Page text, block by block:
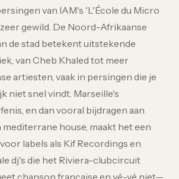
van IAM's 'L'École du Micro
gewild. De Noord-Afrikaanse
de stad betekent uitstekende
van Cheb Khaled tot meer
artiesten, vaak in persingen die je
niet snel vindt. Marseille's
en dan vooral bijdragen aan
house, maakt het een
labels als Kif Recordings en
dj's die het Riviera-clubcircuit
chanson française en yé-yé niet—